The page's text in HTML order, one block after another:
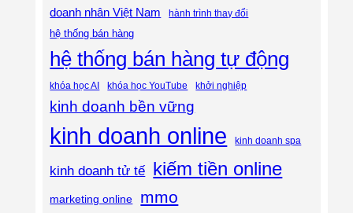
doanh nhân Việt Nam
hành trình thay đổi
hệ thống bán hàng
hệ thống bán hàng tự động
khóa học AI khóa học YouTube khởi nghiệp
kinh doanh bền vững
kinh doanh online kinh doanh spa
kinh doanh tử tế kiếm tiền online
marketing online mmo